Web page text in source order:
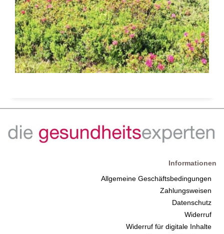
Informationen
Allgemeine Geschäftsbedingungen
Zahlungsweisen
Datenschutz
Widerruf
Widerruf für digitale Inhalte